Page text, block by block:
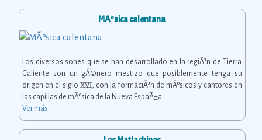
MÃºsica calentana
Los diversos sones que se han desarrollado en la regiÃ³n de Tierra
Caliente son un gÃ©nero mestizo que posiblemente tenga su
origen en el siglo XVI, con la formaciÃ³n de mÃºsicos y cantores en
las capillas de mÃºsica de la Nueva EspaÃ±a.
Ver más